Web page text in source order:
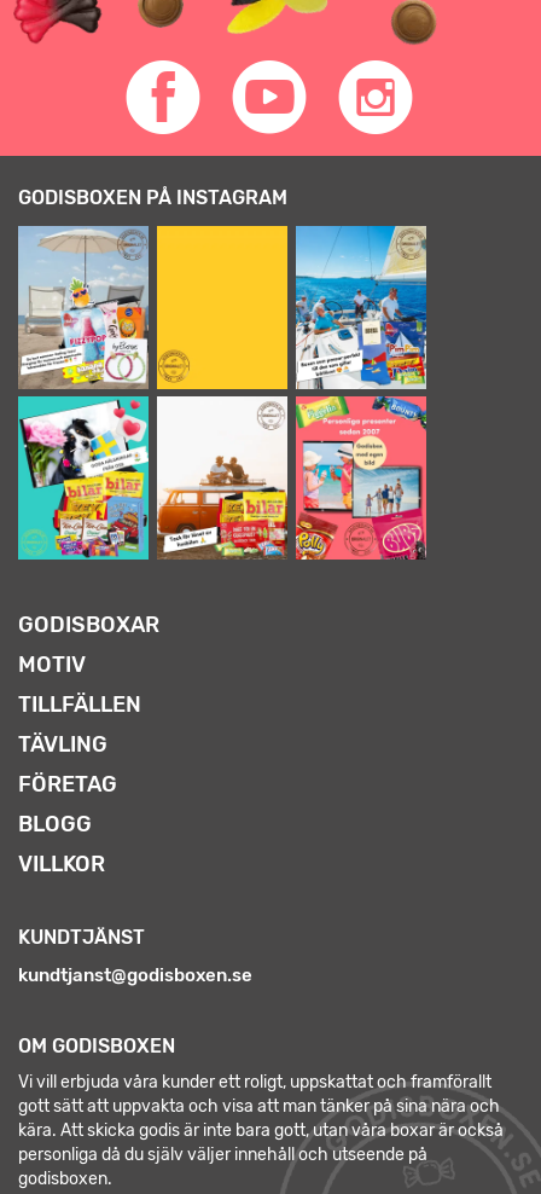
GODISBOXEN PÅ INSTAGRAM
GODISBOXAR
MOTIV
TILLFÄLLEN
TÄVLING
FÖRETAG
BLOGG
VILLKOR
KUNDTJÄNST
kundtjanst@godisboxen.se
OM GODISBOXEN
Vi vill erbjuda våra kunder ett roligt, uppskattat och framförallt
gott sätt att uppvakta och visa att man tänker på sina nära och
kära. Att skicka godis är inte bara gott, utan våra boxar är också
personliga då du själv väljer innehåll och utseende på
godisboxen.